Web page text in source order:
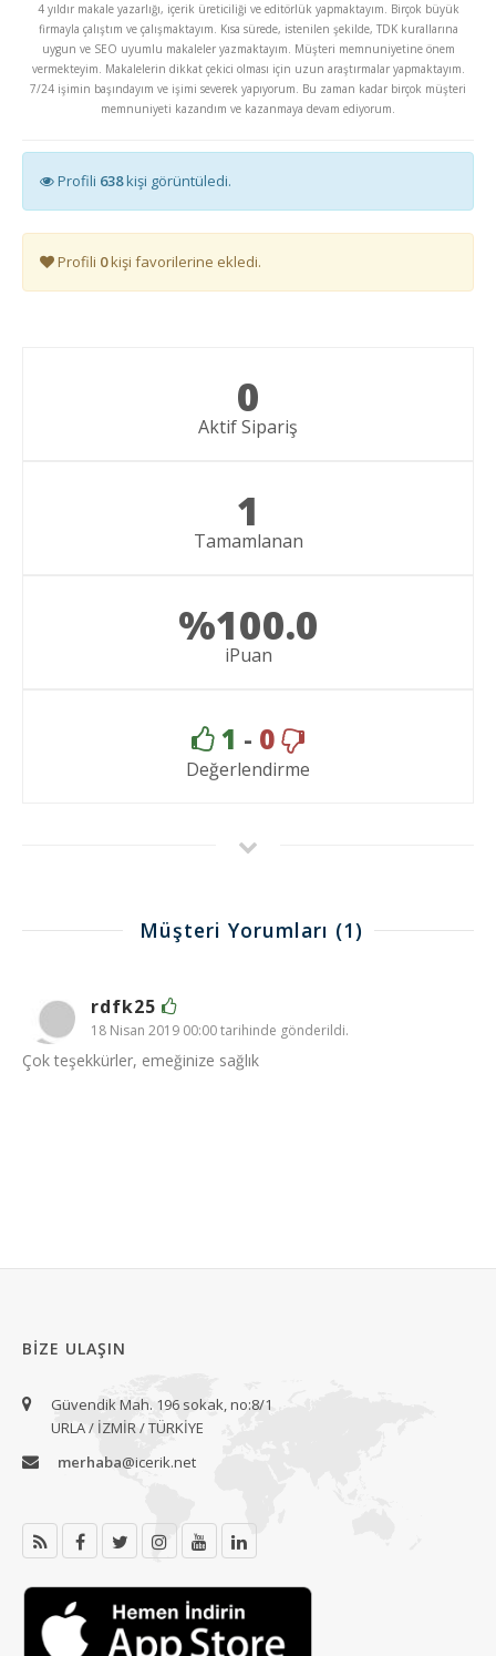
4 yıldır makale yazarlığı, içerik üreticiliği ve editörlük yapmaktayım. Birçok büyük
firmayla çalıştım ve çalışmaktayım. Kısa sürede, istenilen şekilde, TDK kurallarına
uygun ve SEO uyumlu makaleler yazmaktayım. Müşteri memnuniyetine önem
vermekteyim. Makalelerin dikkat çekici olması için uzun araştırmalar yapmaktayım.
7/24 işimin başındayım ve işimi severek yapıyorum. Bu zaman kadar birçok müşteri
memnuniyeti kazandım ve kazanmaya devam ediyorum.
Profili 638kişi görüntüledi.
Profili 0kişi favorilerine ekledi.
0
Aktif Sipariş
1
Tamamlanan
%100.0
iPuan
1 - 0
Değerlendirme
Müşteri Yorumları (1)
rdfk25
18 Nisan 2019 00:00 tarihinde gönderildi.
Çok teşekkürler, emeğinize sağlık
BIZE ULAŞIN
Güvendik Mah. 196 sokak, no:8/1
URLA / İZMİR / TÜRKİYE
merhaba@icerik.net